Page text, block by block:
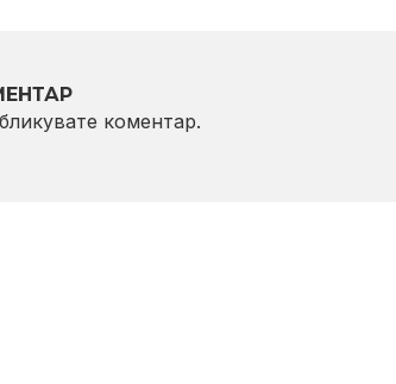
коментар.